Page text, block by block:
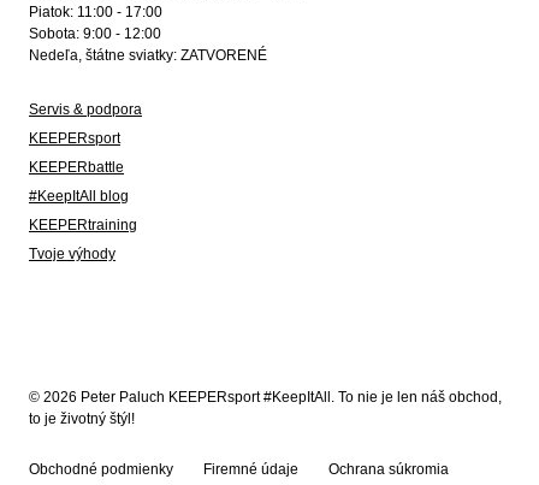
Piatok: 11:00 - 17:00
Sobota: 9:00 - 12:00
Nedeľa, štátne sviatky: ZATVORENÉ
Servis & podpora
KEEPERsport
KEEPERbattle
#KeepItAll blog
KEEPERtraining
Tvoje výhody
© 2026 Peter Paluch KEEPERsport #KeepItAll. To nie je len náš obchod,
to je životný štýl!
Obchodné podmienky Firemné údaje Ochrana súkromia